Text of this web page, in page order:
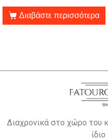
Διαβάστε περισσότερα
Διαχρονικά στο χώρο του